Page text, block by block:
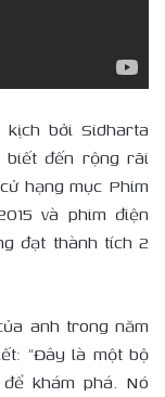
bởi Sidharta
biết đến rộng rãi
hạng mục Phim
và phim điện
đạt thành tích 2
anh trong năm
“Đây là một bộ
khám phá. Nó